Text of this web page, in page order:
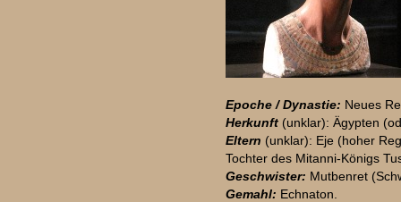
Epoche / Dynastie: Neues
Herkunft (unklar): Ägypten
Eltern (unklar): Eje (hoher
Tochter des Mitanni-Königs
Geschwister: Mutbenret
Gemahl: Echnaton.